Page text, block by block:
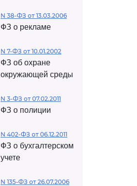
N 38-ФЗ от 13.03.2006
ФЗ о рекламе
N 7-ФЗ от 10.01.2002
ФЗ об охране
окружающей среды
N 3-ФЗ от 07.02.2011
ФЗ о полиции
N 402-ФЗ от 06.12.2011
ФЗ о бухгалтерском
учете
N 135-ФЗ от 26.07.2006